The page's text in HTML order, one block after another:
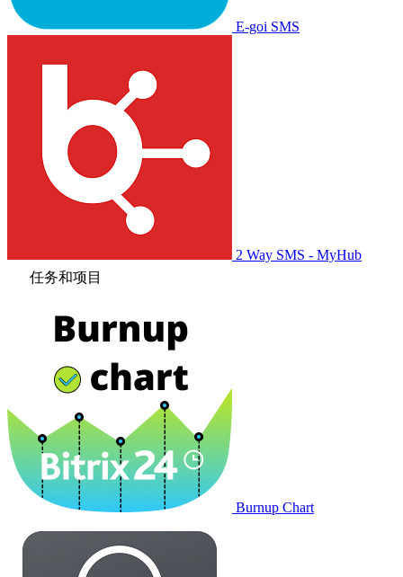
E-goi SMS
2 Way SMS - MyHub
任务和项目
Burnup Chart